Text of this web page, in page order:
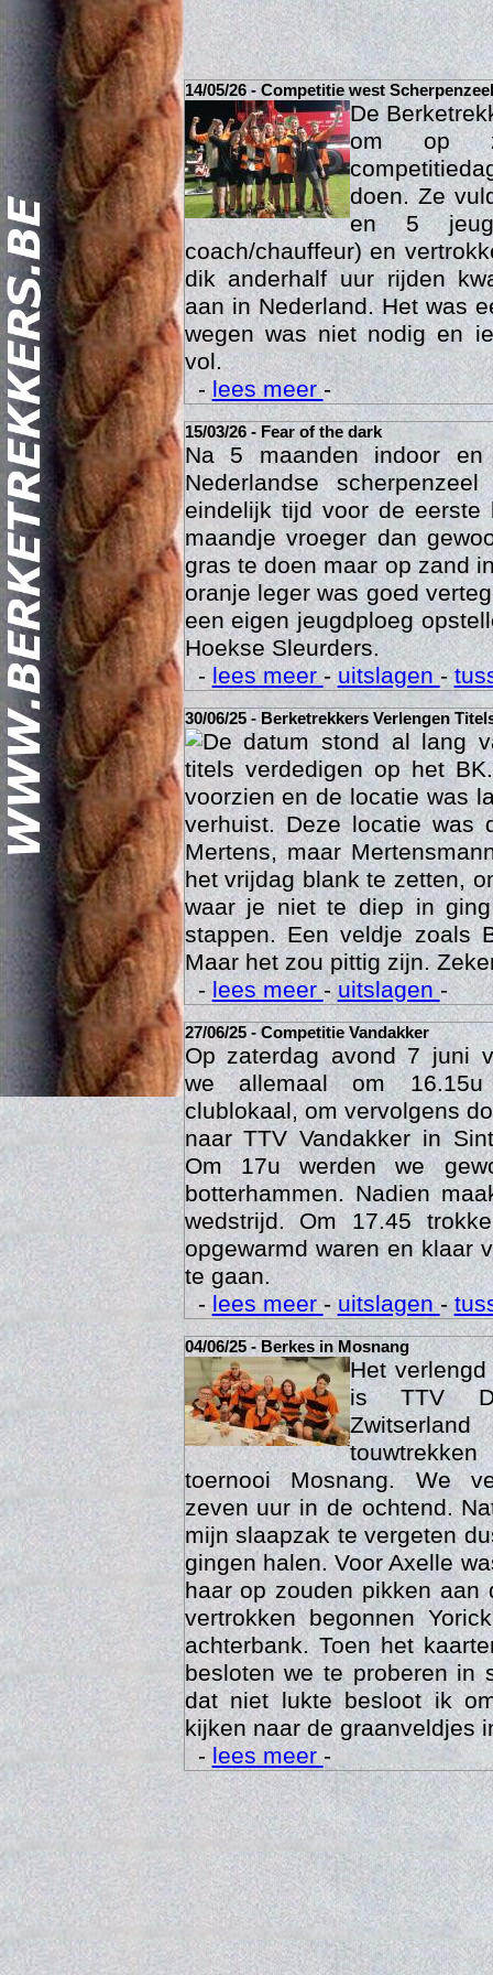
14/05/26 - Competitie west Scherpenzeel
De
om op
doen. Ze
en 5
coach/chauffeur) en
dik anderhalf uur rijden
aan in Nederland. Het was
wegen was niet nodig en
vol.
-lees meer-
15/03/26 - Fear of the dark
Na 5 maanden indoor
Nederlandse
eindelijk tijd voor de eerste
maandje vroeger dan
gras te doen maar op zand
oranje leger was goed
een eigen jeugdploeg
Hoekse Sleurders.
-lees meer -uitslagen-
30/06/25 - Berketrekkers Verlengen
De datum stond al lang
titels verdedigen op het
voorzien en de locatie was
verhuist. Deze locatie was
Mertens, maar
het vrijdag blank te zetten,
waar je niet te diep in
stappen. Een veldje zoals
Maar het zou pittig zijn.
-lees meer - uitslagen-
27/06/25 - Competitie Vandakker
Op zaterdag avond 7 juni
we allemaal om
clublokaal, om vervolgens
naar TTV Vandakker in
Om 17u werden we
botterhammen. Nadien
wedstrijd. Om 17.45
opgewarmd waren en klaar
te gaan.
- lees meer-uitslagen-
04/06/25 - Berkes in Mosnang
Het
is TTV
toernooi Mosnang. We
zeven uur in de ochtend.
mijn slaapzak te vergeten
gingen halen. Voor Axelle
haar op zouden pikken aan
vertrokken begonnen
achterbank. Toen het
besloten we te proberen in
dat niet lukte besloot ik
kijken naar de graanveldjes
- lees meer -